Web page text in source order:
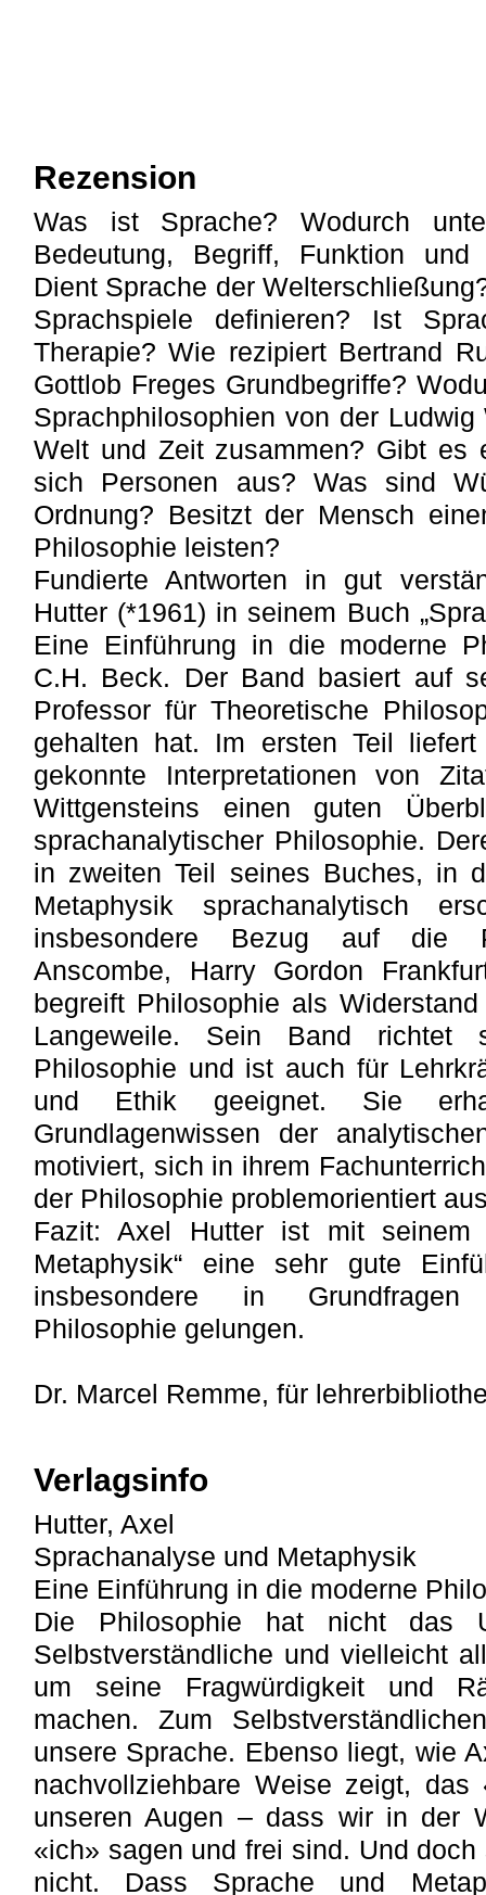
Rezension
Was ist Sprache? Wodurch
Bedeutung, Begriff, Funktion und
Dient Sprache der
Sprachspiele definieren? Ist
Therapie? Wie rezipiert Bertrand
Gottlob Freges Grundbegriffe?
Sprachphilosophien von der
Welt und Zeit zusammen? Gibt es
sich Personen aus? Was sind
Ordnung? Besitzt der Mensch
Philosophie leisten?
Fundierte Antworten in gut
Hutter (*1961) in seinem Buch
Eine Einführung in die moderne
C.H. Beck. Der Band basiert auf
Professor für Theoretische
gehalten hat. Im ersten Teil
gekonnte Interpretationen von
Wittgensteins einen guten
sprachanalytischer Philosophie.
in zweiten Teil seines Buches, in
Metaphysik sprachanalytisch
insbesondere Bezug auf die
Anscombe, Harry Gordon
begreift Philosophie als
Langeweile. Sein Band richtet
Philosophie und ist auch für
und Ethik geeignet. Sie
Grundlagenwissen der
motiviert, sich in ihrem
der Philosophie problemorientiert
Fazit: Axel Hutter ist mit seinem
Metaphysik“ eine sehr gute
insbesondere in Grundfragen
Philosophie gelungen.
Dr. Marcel Remme, für
Verlagsinfo
Hutter, Axel
Sprachanalyse und Metaphysik
Eine Einführung in die moderne
Die Philosophie hat nicht das
Selbstverständliche und vielleicht
um seine Fragwürdigkeit und
machen. Zum
unsere Sprache. Ebenso liegt, wie
nachvollziehbare Weise zeigt, das
unseren Augen – dass wir in der
«ich» sagen und frei sind. Und
nicht. Dass Sprache und